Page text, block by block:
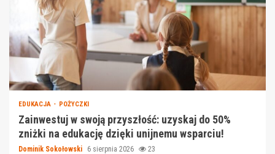
EDUKACJA POŻYCZKI
Zainwestuj w swoją przyszłość: uzyskaj do 50%
zniżki na edukację dzięki unijnemu wsparciu!
Dominik Sokołowski 6 sierpnia 2026 23